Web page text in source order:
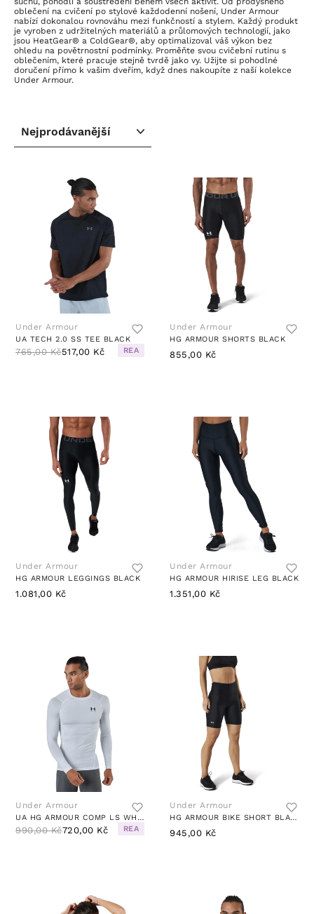
oblečení na cvičení po stylové každodenní nošení, Under Armour
nabízí dokonalou rovnováhu mezi funkčností a stylem. Každý produkt
je vyroben z udržitelných materiálů a průlomových technologií, jako
jsou HeatGear® a ColdGear®, aby optimalizoval váš výkon bez
ohledu na povětrnostní podmínky. Proměňte svou cvičební rutinu s
oblečením, které pracuje stejně tvrdě jako vy. Užijte si pohodlné
doručení přímo k vašim dveřím, když dnes nakoupíte z naší kolekce
Under Armour.
Under Armour
UA TECH 2.0 SS TEE BLACK
765,00 Kč517,00 Kč REA
Under Armour
HG ARMOUR SHORTS BLACK
855,00 Kč
Under Armour
HG ARMOUR LEGGINGS BLACK
1.081,00 Kč
Under Armour
HG ARMOUR HIRISE LEG BLACK
1.351,00 Kč
Under Armour
UA HG ARMOUR COMP LS WHITE
990,00 Kč720,00 Kč REA
Under Armour
HG ARMOUR BIKE SHORT BLACK
945,00 Kč